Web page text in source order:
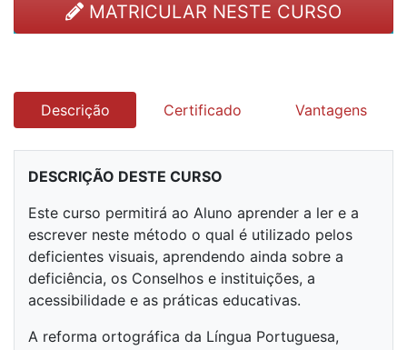
MATRICULAR NESTE CURSO
Descrição Certificado Vantagens
DESCRIÇÃO DESTE CURSO
Este curso permitirá ao Aluno aprender a ler e a
escrever neste método o qual é utilizado pelos
deficientes visuais, aprendendo ainda sobre a
deficiência, os Conselhos e instituições, a
acessibilidade e as práticas educativas.
A reforma ortográfica da Língua Portuguesa,